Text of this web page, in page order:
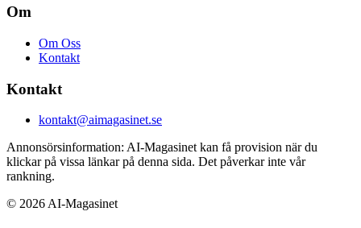
Om
Om Oss
Kontakt
Kontakt
kontakt@aimagasinet.se
Annonsörsinformation: AI-Magasinet kan få provision när du
klickar på vissa länkar på denna sida. Det påverkar inte vår
rankning.
© 2026 AI-Magasinet